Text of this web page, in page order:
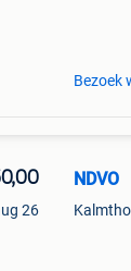
Bezoek
26
NDVO